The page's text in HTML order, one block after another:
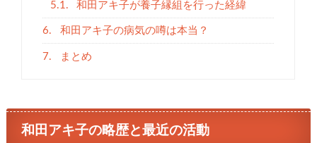
5.1. 和田アキ子が養子縁組を行った経緯
6. 和田アキ子の病気の噂は本当？
7. まとめ
和田アキ子の略歴と最近の活動